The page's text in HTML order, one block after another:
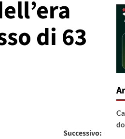
di 63
Successivo: